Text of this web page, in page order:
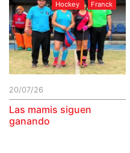
Hockey Franck
20/07/26
Las mamis siguen
ganando